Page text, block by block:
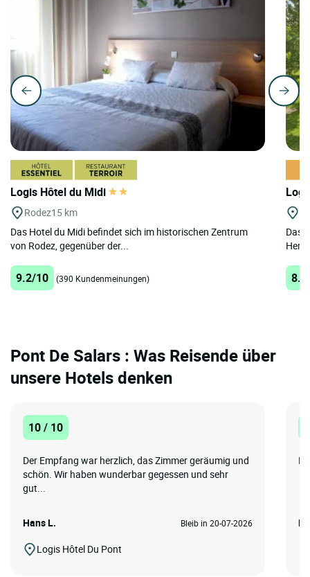
Logis Hôtel du Midi
Rodez15 km
Das Hotel du Midi befindet sich im historischen Zentrum
von Rodez, gegenüber der...
9.2/10 (390 Kundenmeinungen)
Das
Pont De Salars : Was Reisende über
unsere Hotels denken
10 / 10
Der Empfang war herzlich, das Zimmer geräumig und
schön. Wir haben wunderbar gegessen und sehr
gut...
Hans L. Bleib in 20-07-2026
Logis Hôtel Du Pont